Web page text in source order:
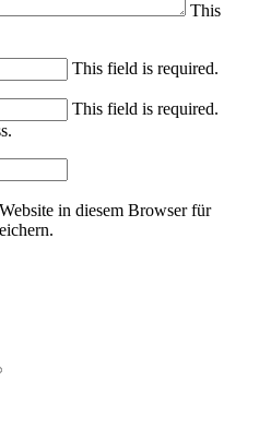
This
This field is required.
This field is required.
in diesem Browser für